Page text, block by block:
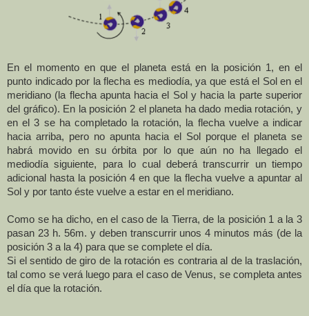
En el momento en que el planeta está en la posición 1, en el
punto indicado por la flecha es mediodía, ya que está el Sol en el
meridiano (la flecha apunta hacia el Sol y hacia la parte superior
del gráfico). En la posición 2 el planeta ha dado media rotación, y
en el 3 se ha completado la rotación, la flecha vuelve a indicar
hacia arriba, pero no apunta hacia el Sol porque el planeta se
habrá movido en su órbita por lo que aún no ha llegado el
mediodía siguiente, para lo cual deberá transcurrir un tiempo
adicional hasta la posición 4 en que la flecha vuelve a apuntar al
Sol y por tanto éste vuelve a estar en el meridiano.
Como se ha dicho, en el caso de la Tierra, de la posición 1 a la 3
pasan 23 h. 56m. y deben transcurrir unos 4 minutos más (de la
posición 3 a la 4) para que se complete el día.
Si el sentido de giro de la rotación es contraria al de la traslación,
tal como se verá luego para el caso de Venus, se completa antes
el día que la rotación.